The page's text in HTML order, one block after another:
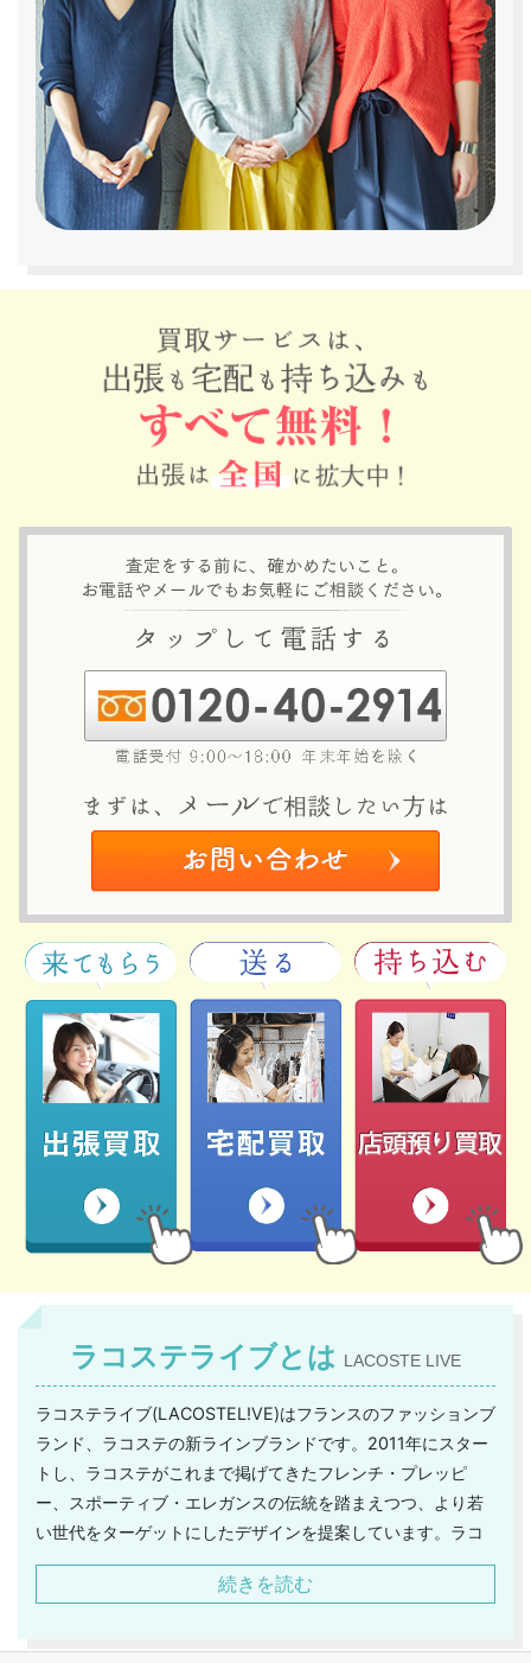
ラコステライブとは LACOSTE LIVE
ラコステライブ(LACOSTEL!VE)はフランスのファッションブ
ランド、ラコステの新ラインブランドです。2011年にスター
トし、ラコステがこれまで掲げてきたフレンチ・プレッピ
ー、スポーティブ・エレガンスの伝統を踏まえつつ、より若
い世代をターゲットにしたデザインを提案しています。ラコ
ステのカジュアルスタイルにストリートスタイルをミックス
し、昼でも夜でも着られるストリートシーンにぴったりな服
「CONTEMPORARYDESIGNLINE」と書かれており、トレ
続きを読む